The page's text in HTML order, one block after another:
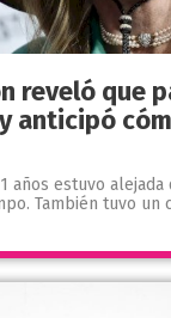
reveló que
anticipó
años estuvo
También tuvo un